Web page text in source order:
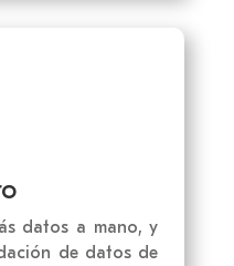
datos a mano, y
de datos de